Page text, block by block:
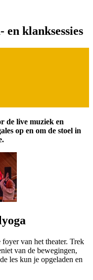
en klanksessies
de live muziek en
op en om de stoel in
van het theater. Trek
van de bewegingen,
les kun je opgeladen en